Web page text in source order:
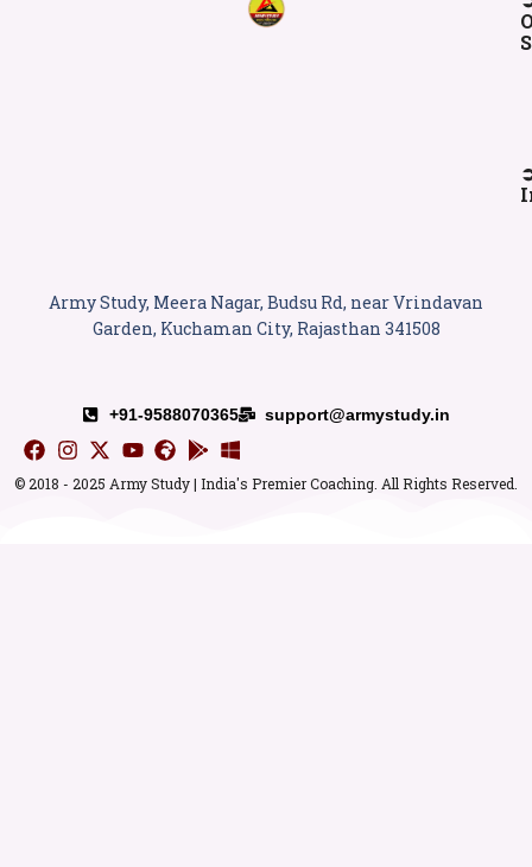
Army Study, Meera Nagar, Budsu Rd, near Vrindavan
Garden, Kuchaman City, Rajasthan 341508
+91-9588070365 support@armystudy.in
© 2018 - 2025 Army Study | India's Premier Coaching. All Rights Reserved.